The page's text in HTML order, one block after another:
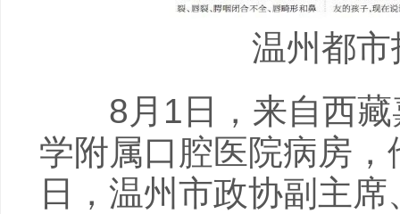
温州都
8月1日，来自西藏
学附属口腔医院病房，
日，温州市政协副主